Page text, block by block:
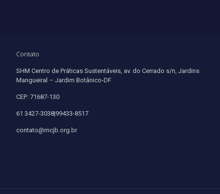
Contato
SHM Centro de Práticas Sustentáveis, av. do Cerrado s/n, Jardins
Mangueiral – Jardim Botânico-DF
CEP: 71687-130
61 3427-3038|99433-8517
contato@mcjb.org.br